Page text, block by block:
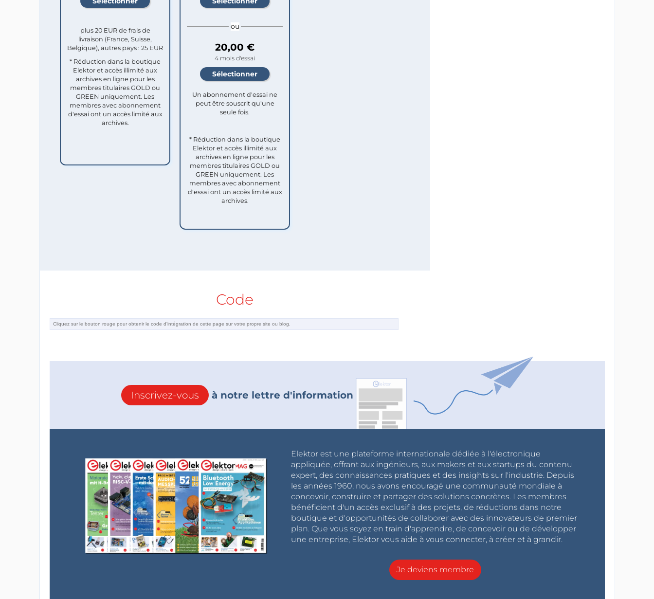
plus 20 EUR de frais de
livraison (France, Suisse,
Belgique), autres pays : 25 EUR
* Réduction dans la boutique
Elektor et accès illimité aux
archives en ligne pour les
membres titulaires GOLD ou
GREEN uniquement. Les
membres avec abonnement
d'essai ont un accès limité aux
archives.
ou
20,00 €
4 mois d'essai
Un abonnement d'essai ne
peut être souscrit qu'une
seule fois.​
* Réduction dans la boutique
Elektor et accès illimité aux
archives en ligne pour les
membres titulaires GOLD ou
GREEN uniquement. Les
membres avec abonnement
d'essai ont un accès limité aux
archives.
Code
Inscrivez-vous à notre lettre d'information
Elektor est une plateforme internationale dédiée à l'électronique
appliquée, offrant aux ingénieurs, aux makers et aux startups du contenu
expert, des connaissances pratiques et des insights sur l'industrie. Depuis
les années 1960, nous avons encouragé une communauté mondiale à
concevoir, construire et partager des solutions concrètes. Les membres
bénéficient d'un accès exclusif à des projets, de réductions dans notre
boutique et d'opportunités de collaborer avec des innovateurs de premier
plan. Que vous soyez en train d'apprendre, de concevoir ou de développer
une entreprise, Elektor vous aide à vous connecter, à créer et à grandir.
Je deviens membre